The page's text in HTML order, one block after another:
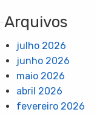
Arquivos
julho 2026
junho 2026
maio 2026
abril 2026
fevereiro 2026